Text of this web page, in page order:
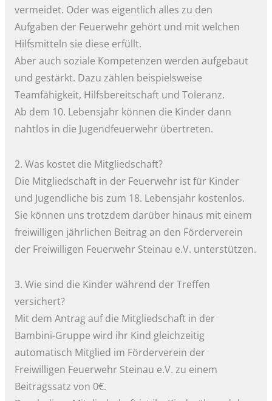
vermeidet. Oder was eigentlich alles zu den
Aufgaben der Feuerwehr gehört und mit welchen
Hilfsmitteln sie diese erfüllt.
Aber auch soziale Kompetenzen werden aufgebaut
und gestärkt. Dazu zählen beispielsweise
Teamfähigkeit, Hilfsbereitschaft und Toleranz.
Ab dem 10. Lebensjahr können die Kinder dann
nahtlos in die Jugendfeuerwehr übertreten.
2. Was kostet die Mitgliedschaft?
Die Mitgliedschaft in der Feuerwehr ist für Kinder
und Jugendliche bis zum 18. Lebensjahr kostenlos.
Sie können uns trotzdem darüber hinaus mit einem
freiwilligen jährlichen Beitrag an den Förderverein
der Freiwilligen Feuerwehr Steinau e.V. unterstützen.
3. Wie sind die Kinder während der Treffen
versichert?
Mit dem Antrag auf die Mitgliedschaft in der
Bambini-Gruppe wird ihr Kind gleichzeitig
automatisch Mitglied im Förderverein der
Freiwilligen Feuerwehr Steinau e.V. zu einem
Beitragssatz von 0€.